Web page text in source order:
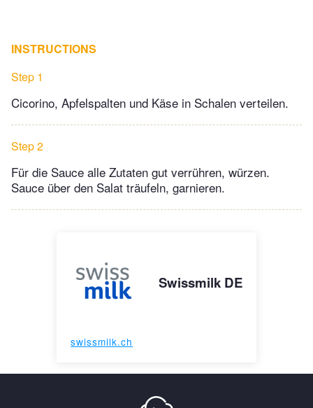
INSTRUCTIONS
Step 1
Cicorino, Apfelspalten und Käse in Schalen verteilen.
Step 2
Für die Sauce alle Zutaten gut verrühren, würzen.
Sauce über den Salat träufeln, garnieren.
Swissmilk DE
swissmilk.ch